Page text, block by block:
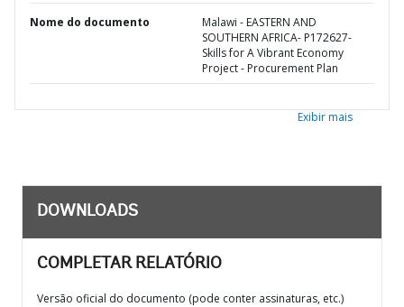
Nome do documento
Malawi - EASTERN AND
SOUTHERN AFRICA- P172627-
Skills for A Vibrant Economy
Project - Procurement Plan
Exibir mais
DOWNLOADS
COMPLETAR RELATÓRIO
Versão oficial do documento (pode conter assinaturas, etc.)